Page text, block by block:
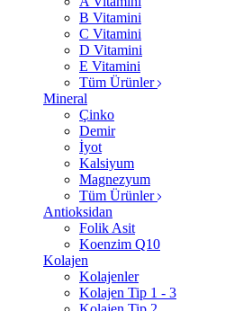
B Vitamini
C Vitamini
D Vitamini
E Vitamini
Tüm Ürünler
Mineral
Çinko
Demir
İyot
Kalsiyum
Magnezyum
Tüm Ürünler
Antioksidan
Folik Asit
Koenzim Q10
Kolajen
Kolajenler
Kolajen Tip 1 - 3